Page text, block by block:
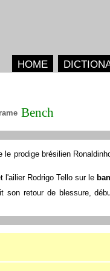
HOME
Bench
le prodige brésilien
l'ailier Rodrigo Tello sur le
son retour de blessure,